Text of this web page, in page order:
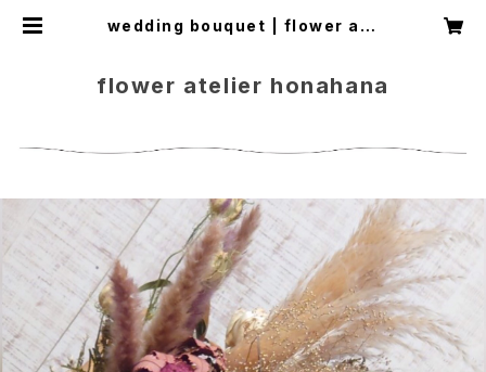
wedding bouquet | flower ate
flower atelier honahana